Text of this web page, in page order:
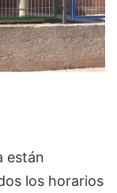
via Email
están
los horarios